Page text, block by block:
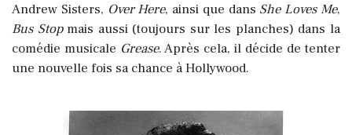
Andrew Sisters, Over Here, ainsi que dans She Loves Me,
Bus Stopmais aussi (toujours sur les planches) dans la
comédie musicale Grease. Après cela, il décide de tenter
une nouvelle fois sa chance à Hollywood.